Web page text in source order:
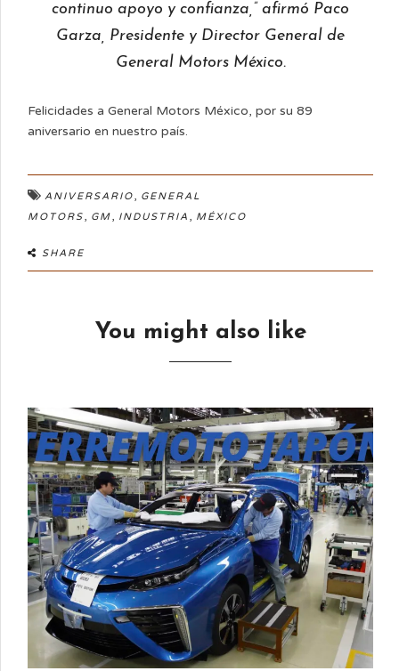
continuo apoyo y confianza,” afirmó Paco
Garza, Presidente y Director General de
General Motors México.
Felicidades a General Motors México, por su 89
aniversario en nuestro país.
ANIVERSARIO, GENERAL
MOTORS, GM, INDUSTRIA , MÉXICO
SHARE
You might also like